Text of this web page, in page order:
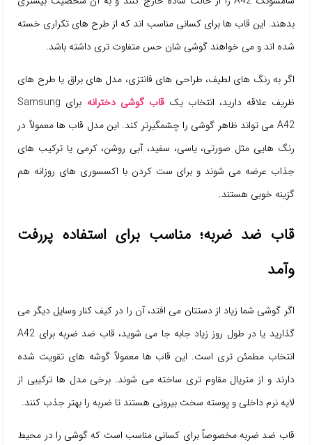
بدهند. این قاب ها برای کسانی مناسب اند که از طرح های تکراری خسته
شده اند و می خواهند گوشی شان حس متفاوت تری داشته باشد.
اگر به رنگ های لطیف، طراحی های فانتزی، مدل های براق یا طرح های
ظریف علاقه دارید، انتخاب یکقاب گوشی دخترانه
برای Samsung
A42 می تواند ظاهر گوشی را چشمگیرتر کند. این مدل قاب ها معمولاً در
رنگ هایی مثل صورتی، یاسی، سفید، آبی روشن، کرمی یا ترکیب های
جذاب عرضه می شوند و برای ست کردن با اکسسوری های روزانه هم
گزینه خوبی هستند.
قاب ضد ضربه؛ مناسب برای استفاده پررفت
وآمد
اگر گوشی شما زیاد از دستتان می افتد، آن را در کیف کنار وسایل دیگر می
گذارید یا در طول روز زیاد جابه جا می شوید، قاب ضد ضربه برای A42
انتخاب مطمئن تری است. این قاب ها معمولاً گوشه های تقویت شده
دارند و از متریال مقاوم تری ساخته می شوند. برخی مدل ها ترکیبی از
لایه نرم داخلی و پوسته سخت بیرونی هستند تا ضربه را بهتر جذب کنند.
قاب ضد ضربه مخصوصاً برای کسانی مناسب است که گوشی را در محیط